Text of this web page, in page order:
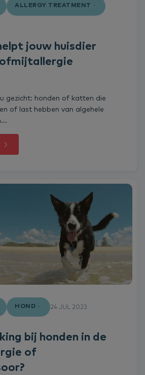
ALLERGY TREATMENT
jouw huisdier
gezicht: honden of katten die
of last hebben van algehele
HOND 24 JUL 2023
bij honden in de
of